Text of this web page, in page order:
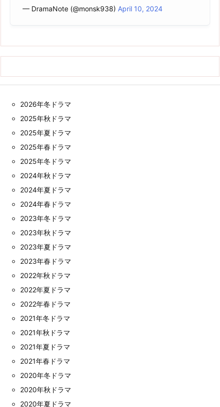
— DramaNote (@monsk938) April 10, 2024
2026年冬ドラマ
2025年秋ドラマ
2025年夏ドラマ
2025年春ドラマ
2025年冬ドラマ
2024年秋ドラマ
2024年夏ドラマ
2024年春ドラマ
2023年冬ドラマ
2023年秋ドラマ
2023年夏ドラマ
2023年春ドラマ
2022年秋ドラマ
2022年夏ドラマ
2022年春ドラマ
2021年冬ドラマ
2021年秋ドラマ
2021年夏ドラマ
2021年春ドラマ
2020年冬ドラマ
2020年秋ドラマ
2020年夏ドラマ